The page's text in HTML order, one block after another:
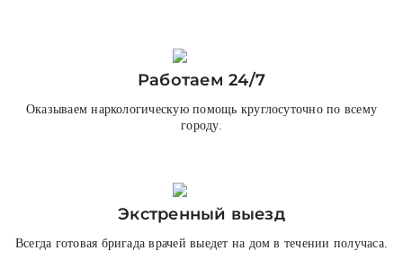
Работаем 24/7
Оказываем наркологическую помощь круглосуточно по всему
городу.
Экстренный выезд
Всегда готовая бригада врачей выедет на дом в течении получаса.